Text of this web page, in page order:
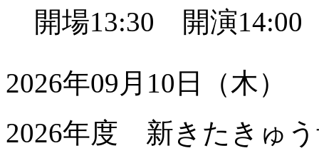
開場13:30 開演14:00
2026年09月10日（木）
2026年度 新きたきゅ